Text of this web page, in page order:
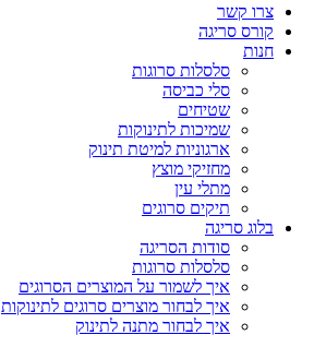
צרו קשר
קורס סריגה
חנות
סלסלות סרוגות
סלי כביסה
שטיחים
שמיכות לתינוקות
ארגוניות למיטת תינוק
מחזיקי מוצץ
מתלי עין
תיקים סרוגים
בלוג סריגה
סודות הסריגה
סלסלות סרוגות
איך לשמור על המוצרים הסרוגים
איך לבחור מוצרים סרוגים לתינוקות
איך לבחור מתנה לתינוק